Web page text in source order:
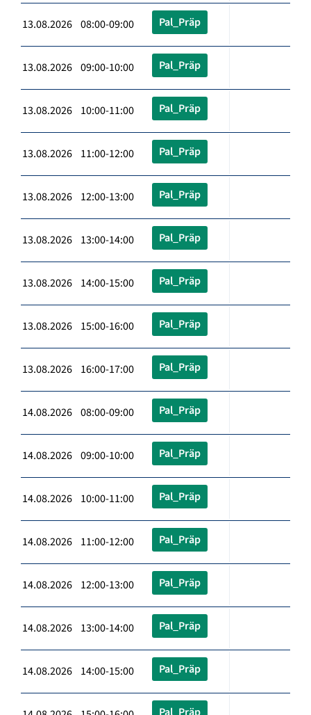
13.08.2026 08:00-09:00 Pal_Präp
13.08.2026 09:00-10:00 Pal_Präp
13.08.2026 10:00-11:00 Pal_Präp
13.08.2026 11:00-12:00 Pal_Präp
13.08.2026 12:00-13:00 Pal_Präp
13.08.2026 13:00-14:00 Pal_Präp
13.08.2026 14:00-15:00 Pal_Präp
13.08.2026 15:00-16:00 Pal_Präp
13.08.2026 16:00-17:00 Pal_Präp
14.08.2026 08:00-09:00 Pal_Präp
14.08.2026 09:00-10:00 Pal_Präp
14.08.2026 10:00-11:00 Pal_Präp
14.08.2026 11:00-12:00 Pal_Präp
14.08.2026 12:00-13:00 Pal_Präp
14.08.2026 13:00-14:00 Pal_Präp
14.08.2026 14:00-15:00 Pal_Präp